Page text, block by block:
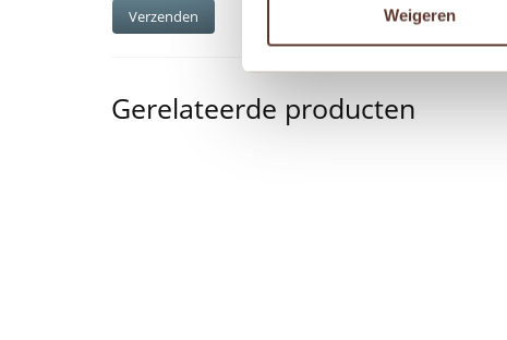
Weigeren
Gerelateerde producten